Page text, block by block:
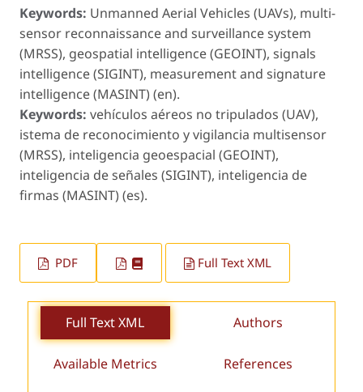
Keywords: Unmanned Aerial Vehicles (UAVs), multi-
sensor reconnaissance and surveillance system
(MRSS), geospatial intelligence (GEOINT), signals
intelligence (SIGINT), measurement and signature
intelligence (MASINT) (en).
Keywords: vehículos aéreos no tripulados (UAV),
istema de reconocimiento y vigilancia multisensor
(MRSS), inteligencia geoespacial (GEOINT),
inteligencia de señales (SIGINT), inteligencia de
firmas (MASINT) (es).
PDF Full Text XML
Full Text XML Authors
Available Metrics References